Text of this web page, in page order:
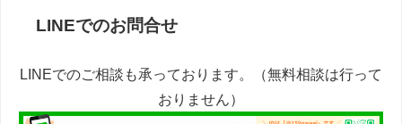
LINEでのお問合せ
LINEでのご相談も承っております。（無料相談は行って
おりません）